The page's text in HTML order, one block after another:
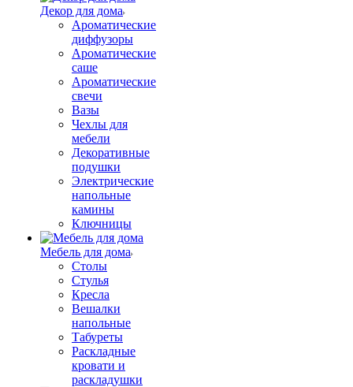
Декор для дома
Ароматические
диффузоры
Ароматические
саше
Ароматические
свечи
Вазы
Чехлы для
мебели
Декоративные
подушки
Электрические
напольные
камины
Ключницы
Мебель для дома
Столы
Стулья
Кресла
Вешалки
напольные
Табуреты
Раскладные
кровати и
раскладушки